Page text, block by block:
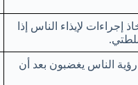
إجراءات لإيذاء الناس إذا
الناس يغضبون بعد أن